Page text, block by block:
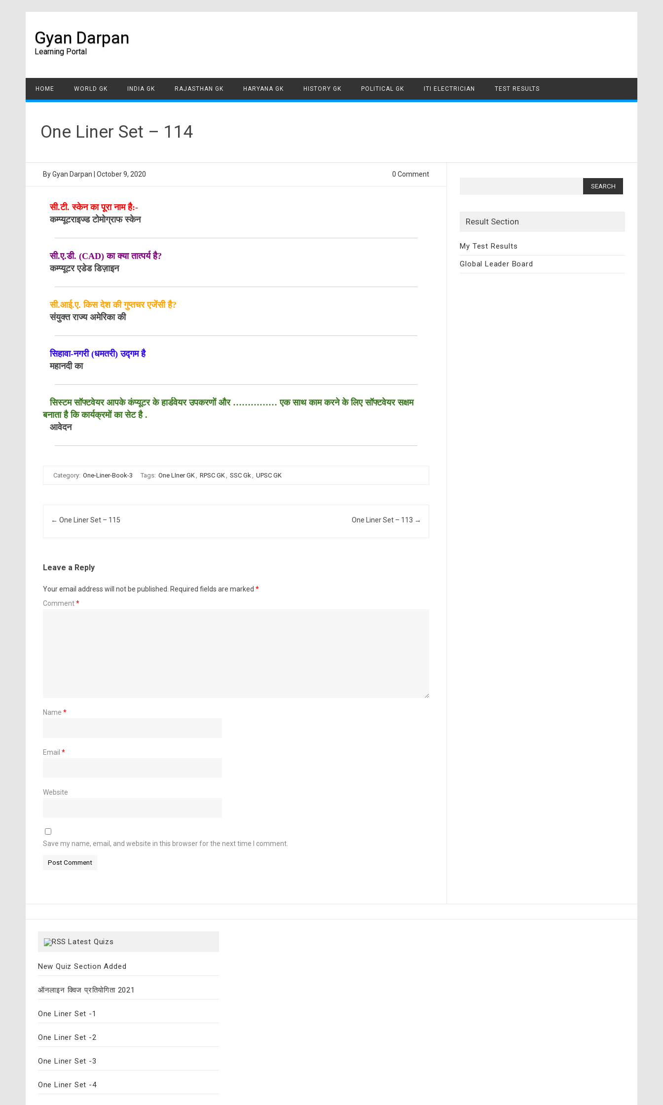
Gyan Darpan
Learning Portal
Skip to content
HOME WORLD GK INDIA GK RAJASTHAN GK HARYANA GK HISTORY GK POLITICAL GK ITI ELECTRICIAN TEST RESULTS
One Liner Set – 114
ByGyan Darpan October 9, 2020 0 Comment
सी.टी. स्केन का पूरा नाम है:-
कम्प्यूटराइज्ड टोमोग्राफ स्केन
सी.ए.डी. (CAD) का क्या तात्पर्य है?
कम्प्यूटर एडेड डिज़ाइन
सी.आई.ए. किस देश की गुप्तचर एजेंसी है?
संयुक्त राज्य अमेरिका की
सिहावा-नगरी (धमतरी) उद्गम है
महानदी का
सिस्टम सॉफ्टवेयर आपके कंप्यूटर के हार्डवेयर उपकरणों और …………… एक साथ काम करने के लिए सॉफ्टवेयर सक्षम
बनाता है कि कार्यक्रमों का सेट है .
आवेदन
Category: One-Liner-Book-3 Tags: One LIner GK, RPSC GK, SSC Gk, UPSC GK
Post navigation
← One Liner Set – 115 One Liner Set – 113 →
Leave a Reply
Your email address will not be published. Required fields are marked *
Comment*
Name *
Email *
Website
Save my name, email, and website in this browser for the next time I comment.
Result Section
My Test Results
Global Leader Board
Latest Quizs
New Quiz Section Added
ऑनलाइन क्विज प्रतियोगिता 2021
One Liner Set -1
One Liner Set -2
One Liner Set -3
One Liner Set -4